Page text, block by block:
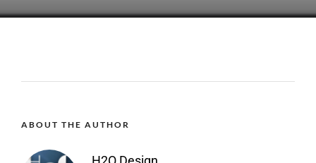
ABOUT THE AUTHOR